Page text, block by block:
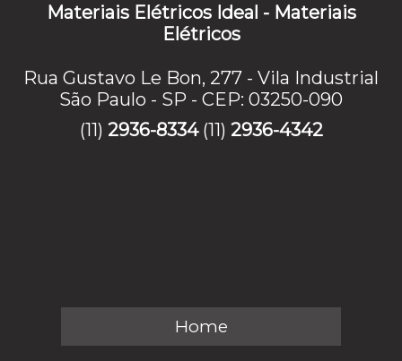
Materiais Elétricos Ideal - Materiais
Elétricos
Rua Gustavo Le Bon, 277 - Vila Industrial
São Paulo - SP - CEP: 03250-090
(11) 2936-8334 (11) 2936-4342
Home